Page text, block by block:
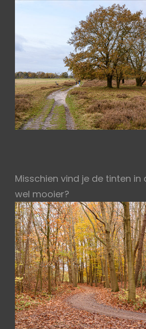
Misschien vind je de tinten
wel mooier?